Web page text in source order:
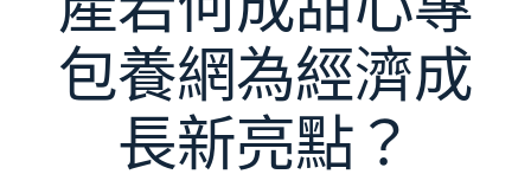
包養網為經濟成
長新亮點？